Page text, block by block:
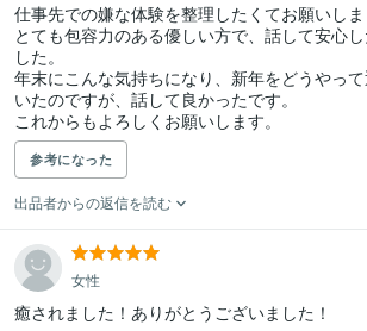
仕事先での嫌な体験を整理したくてお願いしま
とても包容力のある優しい方で、話して安心
した。
年末にこんな気持ちになり、新年をどうやっ
いたのですが、話して良かったです。
これからもよろしくお願いします。
参考になった
出品者からの返信を読む
女性
癒されました！ありがとうございました！